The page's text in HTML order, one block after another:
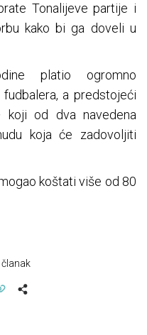
Tonalijeve partije i
kako bi ga doveli u
platio ogromno
a predstojeći
koji od dva navedena
koja će zadovoljiti
koštati više od 80